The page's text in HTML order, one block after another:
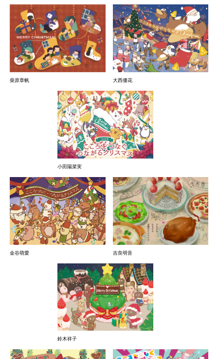
柴原章帆 大西優花
小田陽菜実
金谷萌愛 吉良明音
鈴木祥子